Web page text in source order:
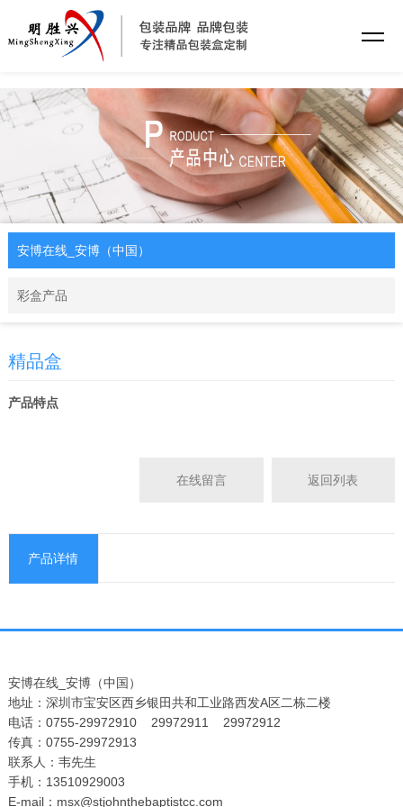
安博在线_安博（中国）
安博在线_安博（中国）
彩盒产品
精品盒
产品特点
在线留言 返回列表
产品详情
安博在线_安博（中国）
地址：深圳市宝安区西乡银田共和工业路西发A区二栋二楼
电话：0755-29972910 29972911 29972912
传真：0755-29972913
联系人：韦先生
手机：13510929003
E-mail：msx@stjohnthebaptistcc.com